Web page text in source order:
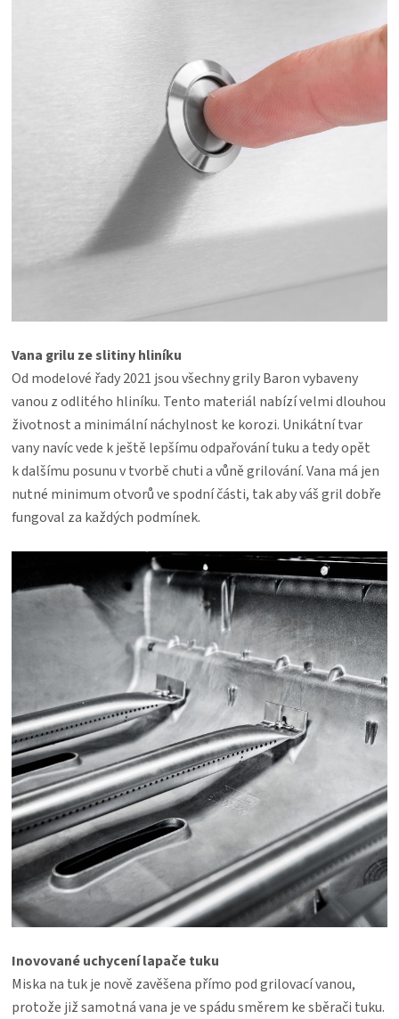
Vana grilu ze slitiny hliníku
Od modelové řady 2021 jsou všechny grily Baron vybaveny
vanou z odlitého hliníku. Tento materiál nabízí velmi dlouhou
životnost a minimální náchylnost ke korozi. Unikátní tvar
vany navíc vede k ještě lepšímu odpařování tuku a tedy opět
k dalšímu posunu v tvorbě chuti a vůně grilování. Vana má jen
nutné minimum otvorů ve spodní části, tak aby váš gril dobře
fungoval za každých podmínek.
Inovované uchycení lapače tuku
Miska na tuk je nově zavěšena přímo pod grilovací vanou,
protože již samotná vana je ve spádu směrem ke sběrači tuku.